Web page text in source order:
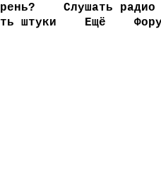
Слушать радио
штуки
Ещё